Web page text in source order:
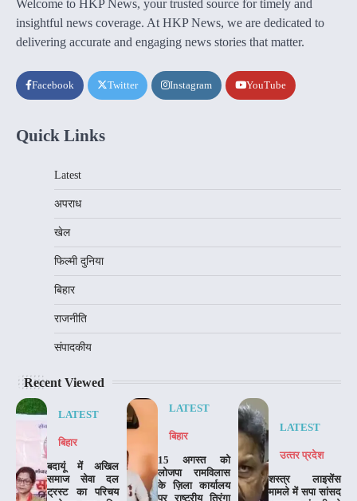
Welcome to HKP News, your trusted source for timely and
insightful news coverage. At HKP News, we are dedicated to
delivering accurate and engaging news stories that matter.
Facebook Twitter Instagram YouTube
Quick Links
Latest
अपराध
खेल
फिल्मी दुनिया
बिहार
राजनीति
संपादकीय
Recent Viewed
LATEST
बिहार
बदायूं में अखिल
समाज सेवा दल
ट्रस्ट का परिचय
LATEST
बिहार
15 अगस्त को
लोजपा रामविलास
के ज़िला कार्यालय
पर राष्ट्रीय तिरंगा
LATEST
उत्‍तर प्रदेश
शस्त्र लाइसेंस
मामले में सपा सांसद